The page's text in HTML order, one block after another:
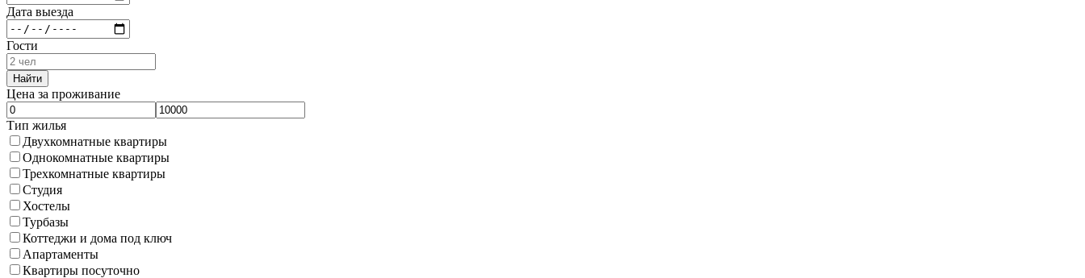
Дата выезда
Гости
Найти
Цена за проживание
Тип жилья
Двухкомнатные квартиры
Однокомнатные квартиры
Трехкомнатные квартиры
Студия
Хостелы
Турбазы
Коттеджи и дома под ключ
Апартаменты
Квартиры посуточно